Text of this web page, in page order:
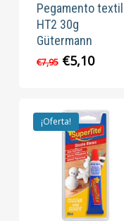
Pegamento textil
HT2 30g
Gütermann
€7,95 El
era:
€7,95.
€5,10El
es:
€5,10.
¡Oferta!